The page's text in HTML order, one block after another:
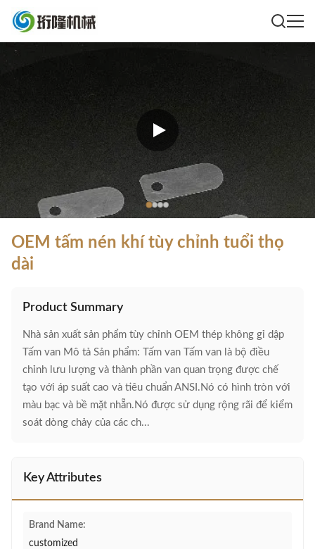
OEM tấm nén khí tùy chỉnh tuổi thọ
dài
Product Summary
Nhà sản xuất sản phẩm tùy chỉnh OEM thép không gỉ dập
Tấm van Mô tả Sản phẩm: Tấm van Tấm van là bộ điều
chỉnh lưu lượng và thành phần van quan trọng được chế
tạo với áp suất cao và tiêu chuẩn ANSI.Nó có hình tròn với
màu bạc và bề mặt nhẵn.Nó được sử dụng rộng rãi để kiểm
soát dòng chảy của các ch...
Key Attributes
Brand Name:
customized